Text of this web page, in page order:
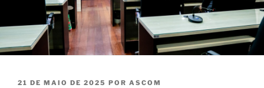
PUBLICADO
21 DE MAIO DE 2025 POR ASCOM